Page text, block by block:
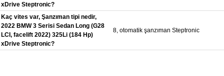
xDrive Steptronic?
Kaç vites var, Şanzıman tipi nedir,
2022 BMW 3 Serisi Sedan Long (G28
LCI, facelift 2022) 325Li (184 Hp)
xDrive Steptronic?
8, otomatik şanzıman Steptronic